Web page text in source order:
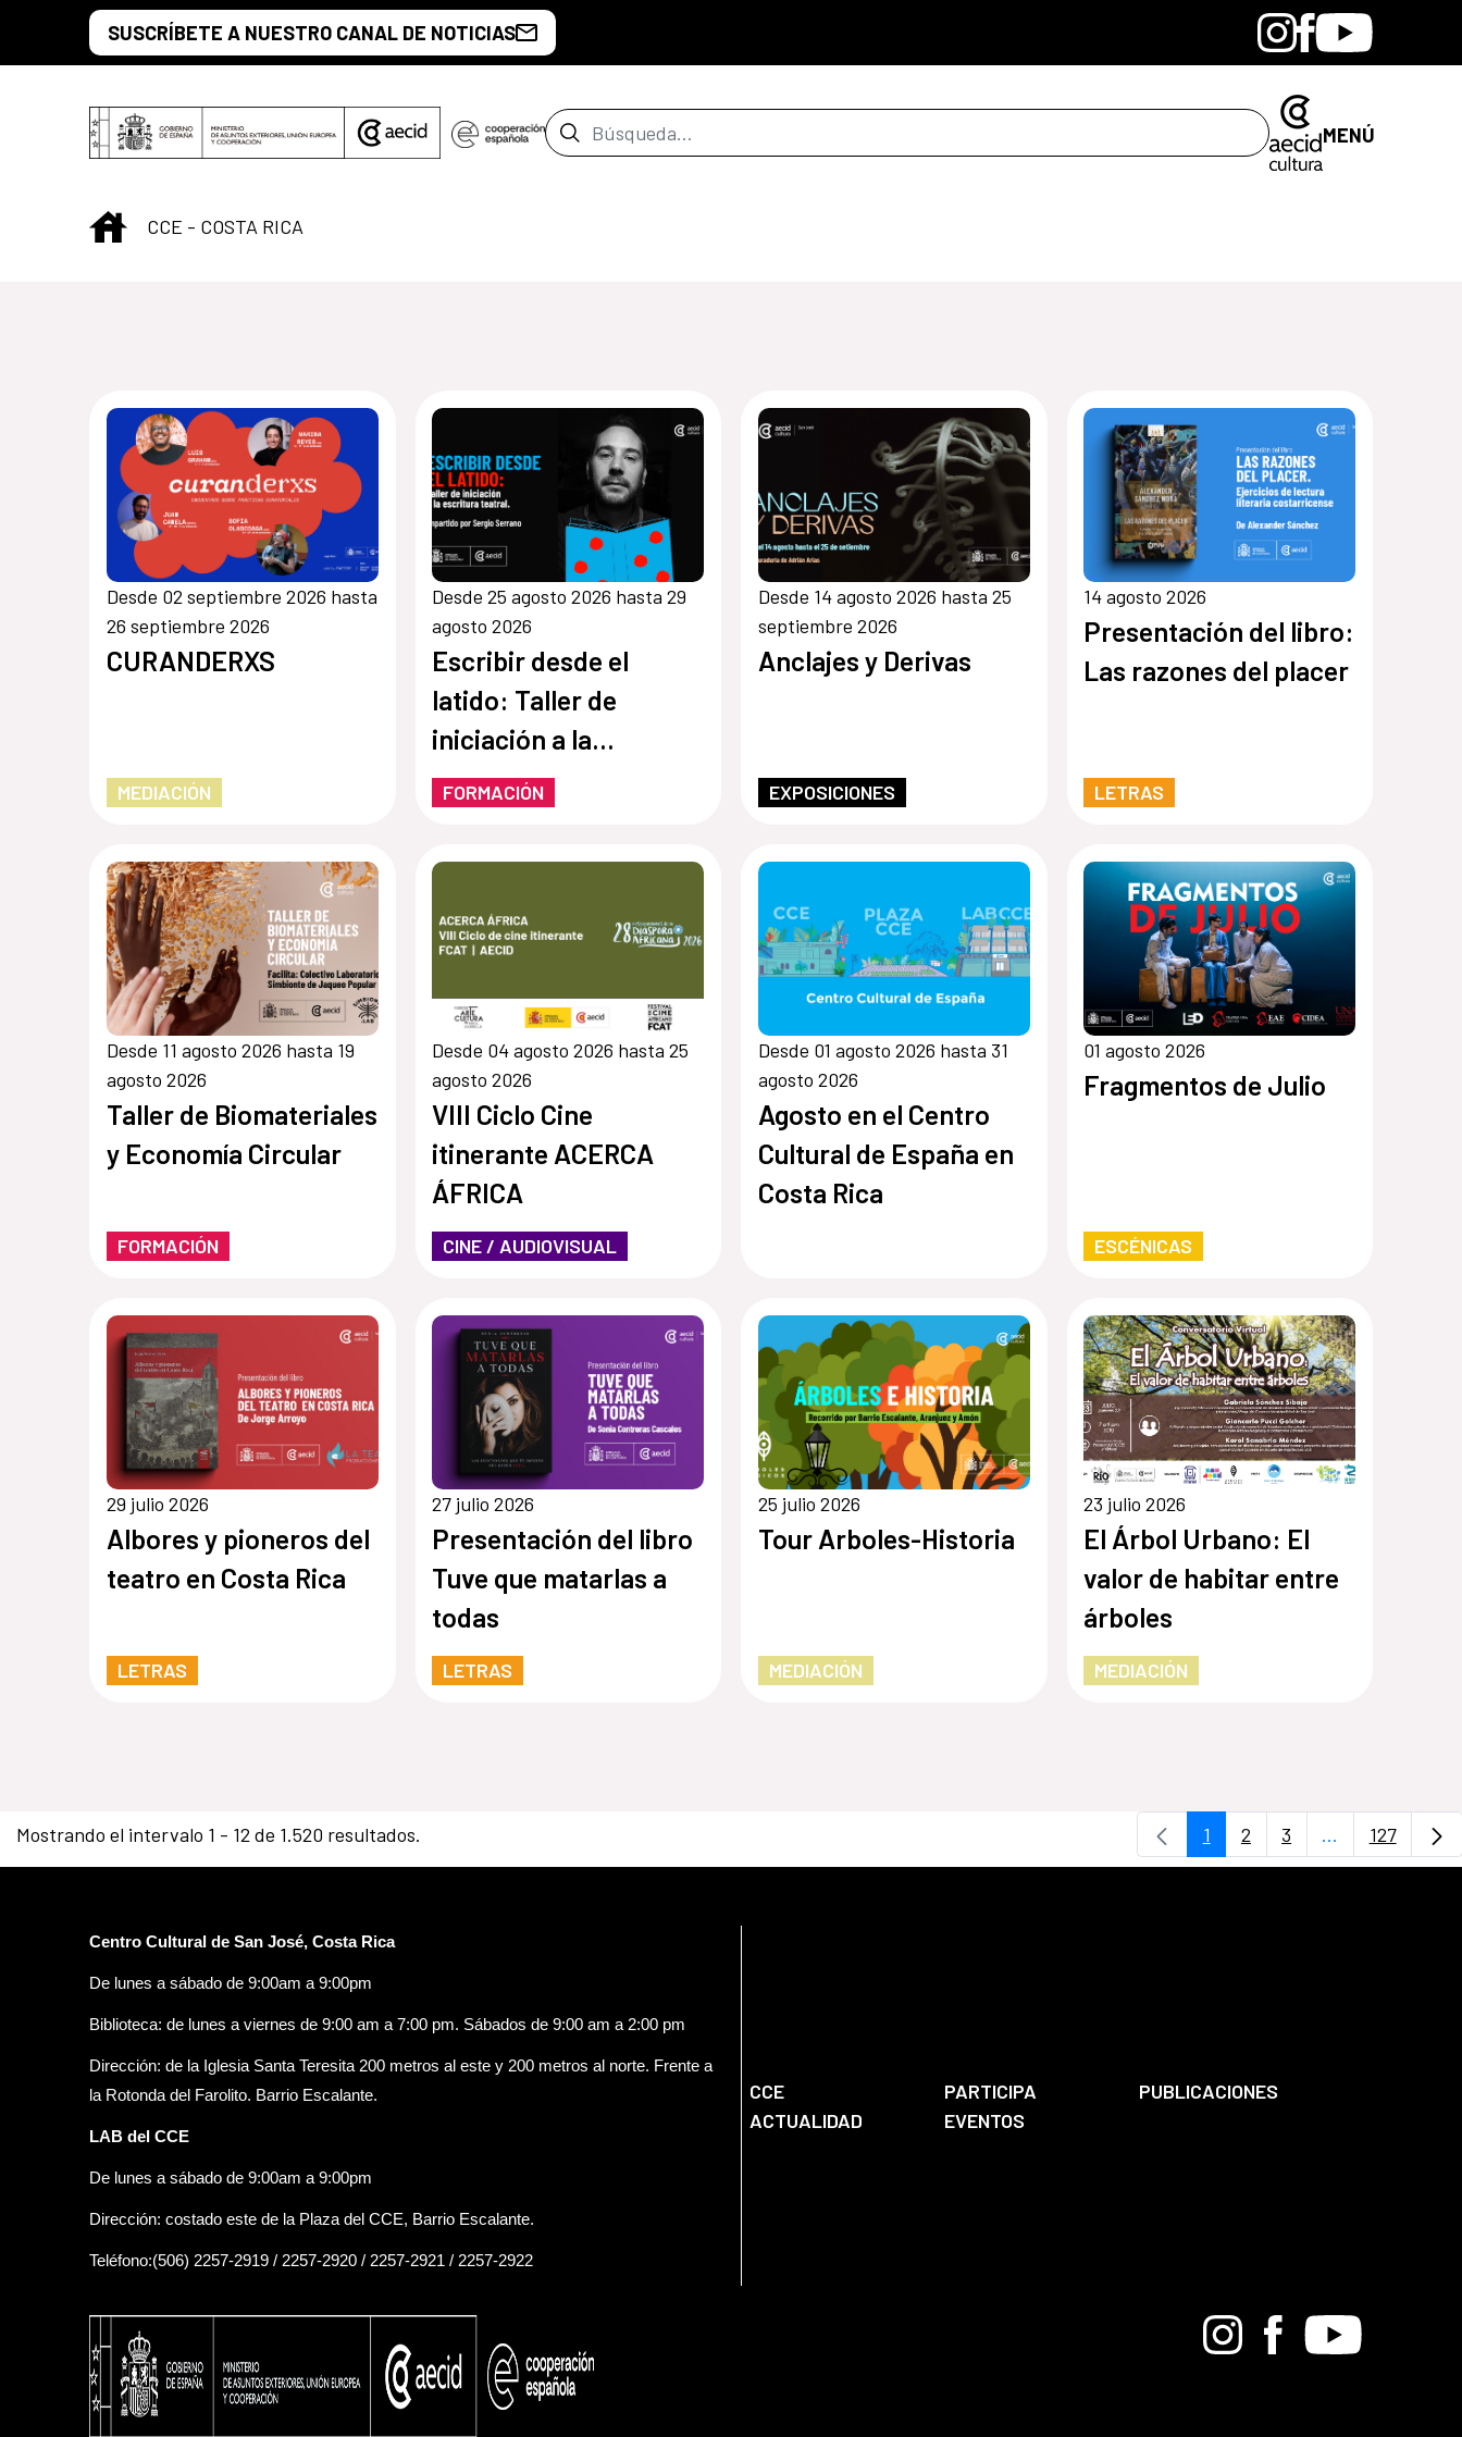
Saltar al contenido principal
SUSCRÍBETE A NUESTRO CANAL DE NOTICIAS BandcampInstagram
Facebook
Youtube
Barra de búsqueda MENÚ
INICIO
CCE - COSTA RICA
Desde 02 septiembre 2026 hasta
26 septiembre 2026
CURANDERXS
MEDIACIÓN
Desde 25 agosto 2026 hasta 29
agosto 2026
Escribir desde el
latido: Taller de
iniciación a la
escritura teatral
FORMACIÓN
Desde 14 agosto 2026 hasta 25
septiembre 2026
Anclajes y Derivas
EXPOSICIONES
14 agosto 2026
Presentación del libro:
Las razones del placer
LETRAS
Desde 11 agosto 2026 hasta 19
agosto 2026
Taller de Biomateriales
y Economía Circular
FORMACIÓN
Desde 04 agosto 2026 hasta 25
agosto 2026
VIII Ciclo Cine
itinerante ACERCA
ÁFRICA
CINE / AUDIOVISUAL
Desde 01 agosto 2026 hasta 31
agosto 2026
Agosto en el Centro
Cultural de España en
Costa Rica
01 agosto 2026
Fragmentos de Julio
ESCÉNICAS
29 julio 2026
Albores y pioneros del
teatro en Costa Rica
LETRAS
27 julio 2026
Presentación del libro
Tuve que matarlas a
todas
LETRAS
25 julio 2026
Tour Arboles-Historia
MEDIACIÓN
23 julio 2026
El Árbol Urbano: El
valor de habitar entre
árboles
MEDIACIÓN
Mostrando el intervalo 1 - 12 de 1.520 resultados. Página
1 Página
2 Página
3 ...PáginasPágina
127
Centro Cultural de San José, Costa Rica
De lunes a sábado de 9:00am a 9:00pm
Biblioteca: de lunes a viernes de 9:00 am a 7:00 pm. Sábados de 9:00 am a 2:00 pm
Dirección: de la Iglesia Santa Teresita 200 metros al este y 200 metros al norte. Frente a
la Rotonda del Farolito. Barrio Escalante.
LAB del CCE
De lunes a sábado de 9:00am a 9:00pm
Dirección: costado este de la Plaza del CCE, Barrio Escalante.
Teléfono:(506) 2257-2919 / 2257-2920 / 2257-2921 / 2257-2922
CCE PARTICIPA
PUBLICACIONES
ACTUALIDAD
EVENTOS
BandcampInstagramFacebook
Youtube